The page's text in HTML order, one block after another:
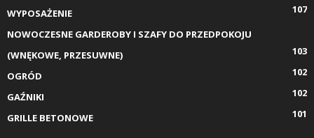
WYPOSAŻENIE
107
NOWOCZESNE GARDEROBY I SZAFY DO PRZEDPOKOJU
(WNĘKOWE, PRZESUWNE)
103
OGRÓD
102
GAŹNIKI
102
GRILLE BETONOWE
101